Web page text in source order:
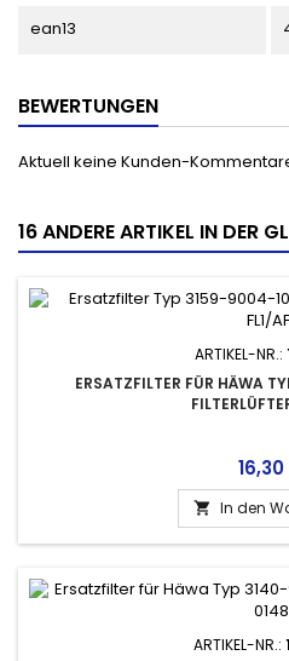
ean13
BEWERTUNGEN
Aktuell keine Kunden-
16 ANDERE ARTIKEL IN DER
ARTIKEL-NR.:
ERSATZFILTER FÜR HÄWA
Preis
 In den
ARTIKEL-NR.: